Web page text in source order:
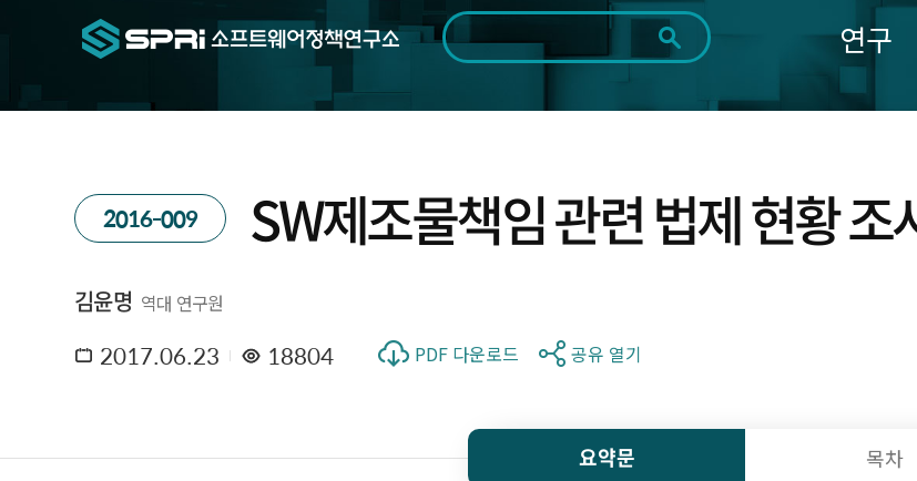
기간 전체 1일 1주 1개월 3개월 1년
작
일
지
막
조회
연구
2016-009 SW제조물책임 관련 법제 현황 조
김윤명 역대 연구원
2017.06.23 18804 PDF 다운로드 공유 열기
요약문 목차